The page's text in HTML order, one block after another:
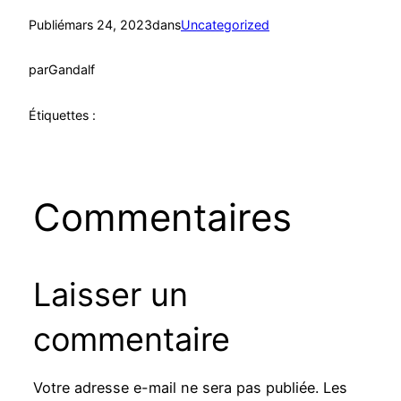
Publiémars 24, 2023dansUncategorized
parGandalf
Étiquettes :
Commentaires
Laisser un
commentaire
Votre adresse e-mail ne sera pas publiée. Les